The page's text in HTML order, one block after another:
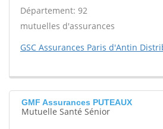
Département: 92
mutuelles d'assurances
GSC Assurances Paris d'Antin
GMF Assurances PUTEAUX
Mutuelle Santé Sénior